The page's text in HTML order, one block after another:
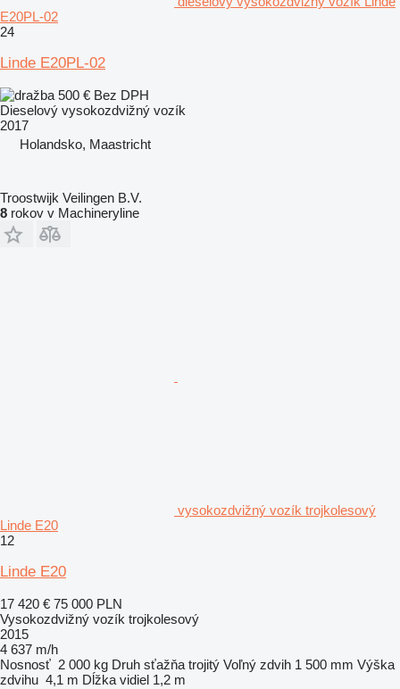
E20PL-02
24
Linde E20PL-02
500 € Bez DPH
Dieselový vysokozdvižný vozík
2017
Holandsko, Maastricht
Troostwijk Veilingen B.V.
8 rokov v Machineryline
vysokozdvižný vozík trojkolesový
Linde E20
12
Linde E20
17 420 € 75 000 PLN
Vysokozdvižný vozík trojkolesový
2015
4 637 m/h
Nosnosť 2 000 kg Druh sťažňa trojitý Voľný zdvih 1 500 mm Výška
zdvihu 4,1 m Dĺžka vidiel 1,2 m